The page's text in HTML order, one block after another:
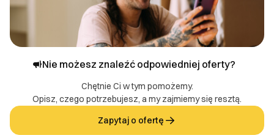
Nie możesz znaleźć odpowiedniej oferty?
Chętnie Ci w tym pomożemy.
Opisz, czego potrzebujesz, a my zajmiemy się resztą.
Zapytaj o ofertę